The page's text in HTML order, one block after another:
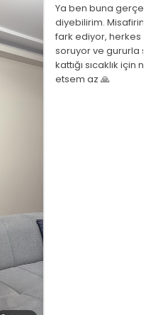
Ya ben buna
diyebilirim.
fark ediyor, herkes
soruyor ve gururla
kattığı sıcaklık
etsem az 🙏